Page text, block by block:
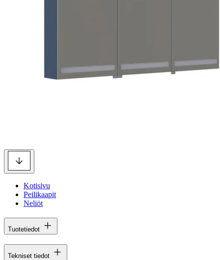
Kotisivu
Peilikaapit
Neliöt
Tuotetiedot
Tekniset tiedot